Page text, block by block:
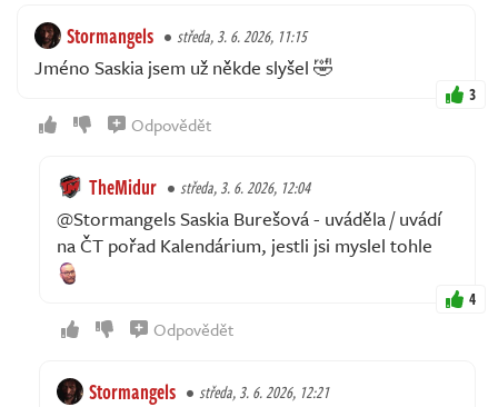
Stormangels středa, 3. 6. 2026, 11:15
Jméno Saskia jsem už někde slyšel 🤣
3
Odpovědět
TheMidur středa, 3. 6. 2026, 12:04
@Stormangels Saskia Burešová - uváděla / uvádí
na ČT pořad Kalendárium, jestli jsi myslel tohle
4
Odpovědět
Stormangels středa, 3. 6. 2026, 12:21